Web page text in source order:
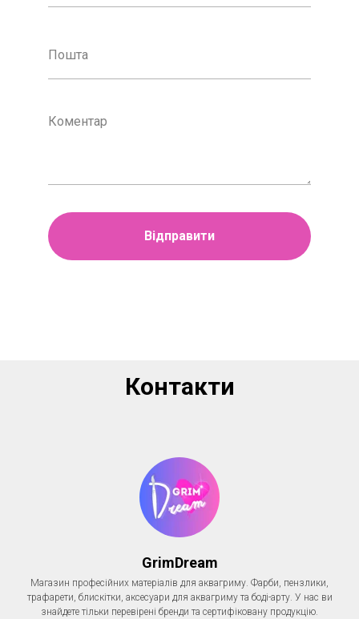
Відправити
Контакти
GrimDream
Магазин професійних матеріалів для аквагриму. Фарби, пензлики,
трафарети, блискітки, аксесуари для аквагриму та боді-арту. У нас ви
знайдете тільки перевірені бренди та сертифіковану продукцію.